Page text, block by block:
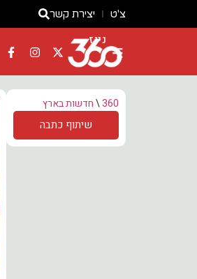
צ'ט יצירת קשר
ניוז
360
\חדשות בארץ
שיתוף כתבה